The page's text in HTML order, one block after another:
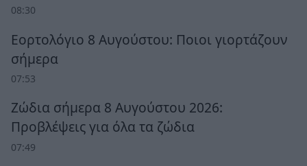
08:30
Εορτολόγιο 8 Αυγούστου: Ποιοι γιορτάζουν
σήμερα
07:53
Ζώδια σήμερα 8 Αυγούστου 2026:
Προβλέψεις για όλα τα ζώδια
07:49